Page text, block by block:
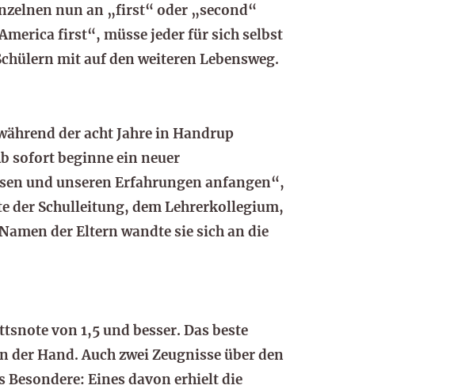
nun an „first“ oder „second“
first“, müsse jeder für sich selbst
mit auf den weiteren Lebensweg.
der acht Jahre in Handrup
sofort beginne ein neuer
und unseren Erfahrungen anfangen“,
der Schulleitung, dem Lehrerkollegium,
der Eltern wandte sie sich an die
von 1,5 und besser. Das beste
Hand. Auch zwei Zeugnisse über den
Eines davon erhielt die